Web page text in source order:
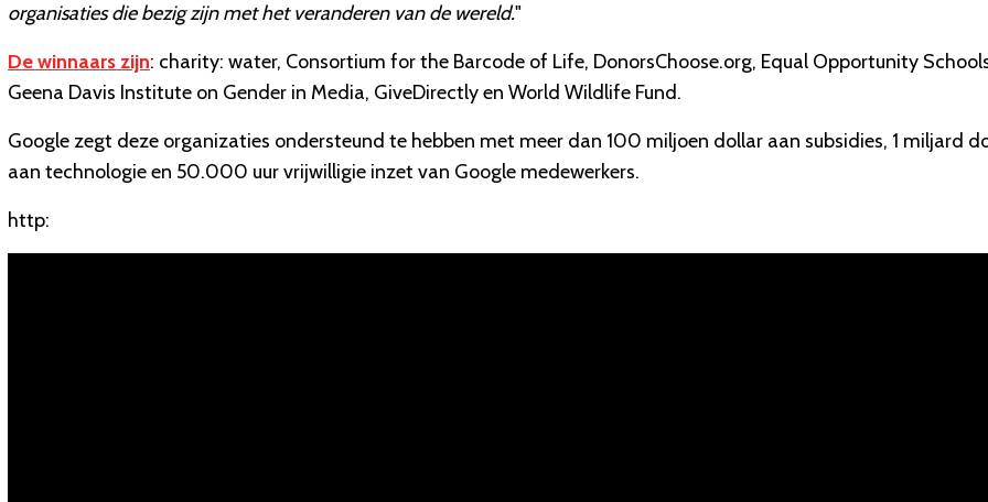
organisaties die bezig zijn met het veranderen van de wereld."
De winnaars zijn: charity: water, Consortium for the Barcode of Life, DonorsChoose.org, Equal Opportunity
Geena Davis Institute on Gender in Media, GiveDirectly en World Wildlife Fund.
Google zegt deze organizaties ondersteund te hebben met meer dan 100 miljoen dollar aan subsidies, 1 miljard
aan technologie en 50.000 uur vrijwilligie inzet van Google medewerkers.
http: